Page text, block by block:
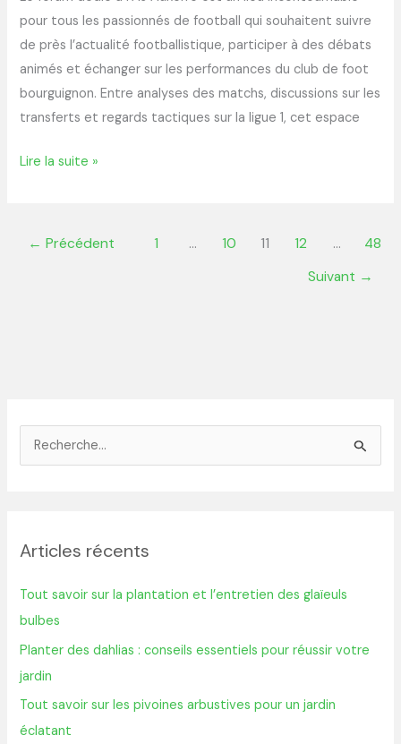
pour tous les passionnés de football qui souhaitent suivre
de près l’actualité footballistique, participer à des débats
animés et échanger sur les performances du club de foot
bourguignon. Entre analyses des matchs, discussions sur les
transferts et regards tactiques sur la ligue 1, cet espace
Lire la suite »
← Précédent 1 … 10 11 12 …
48
Suivant →
e
c
h
e
r
:
Articles récents
Tout savoir sur la plantation et l’entretien des glaïeuls
bulbes
Planter des dahlias : conseils essentiels pour réussir votre
jardin
Tout savoir sur les pivoines arbustives pour un jardin
éclatant